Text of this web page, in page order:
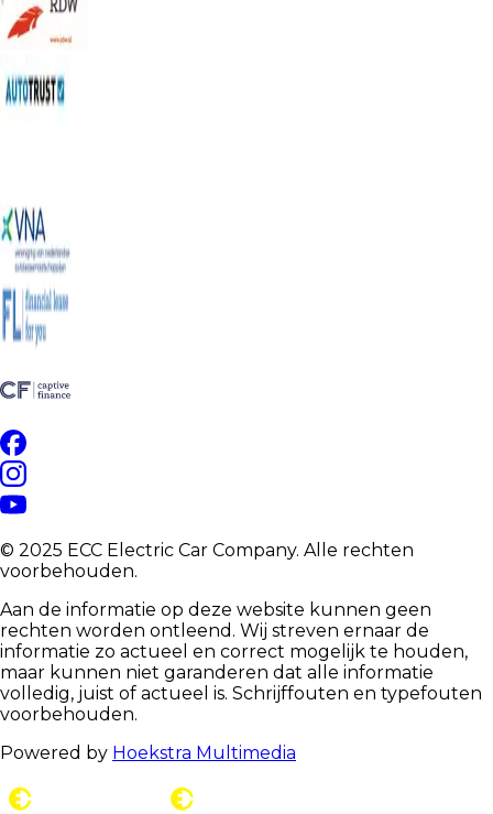
© 2025 ECC Electric Car Company. Alle rechten
voorbehouden.
Aan de informatie op deze website kunnen geen
rechten worden ontleend. Wij streven ernaar de
informatie zo actueel en correct mogelijk te houden,
maar kunnen niet garanderen dat alle informatie
volledig, juist of actueel is. Schrijffouten en typefouten
voorbehouden.
Powered by Hoekstra Multimedia